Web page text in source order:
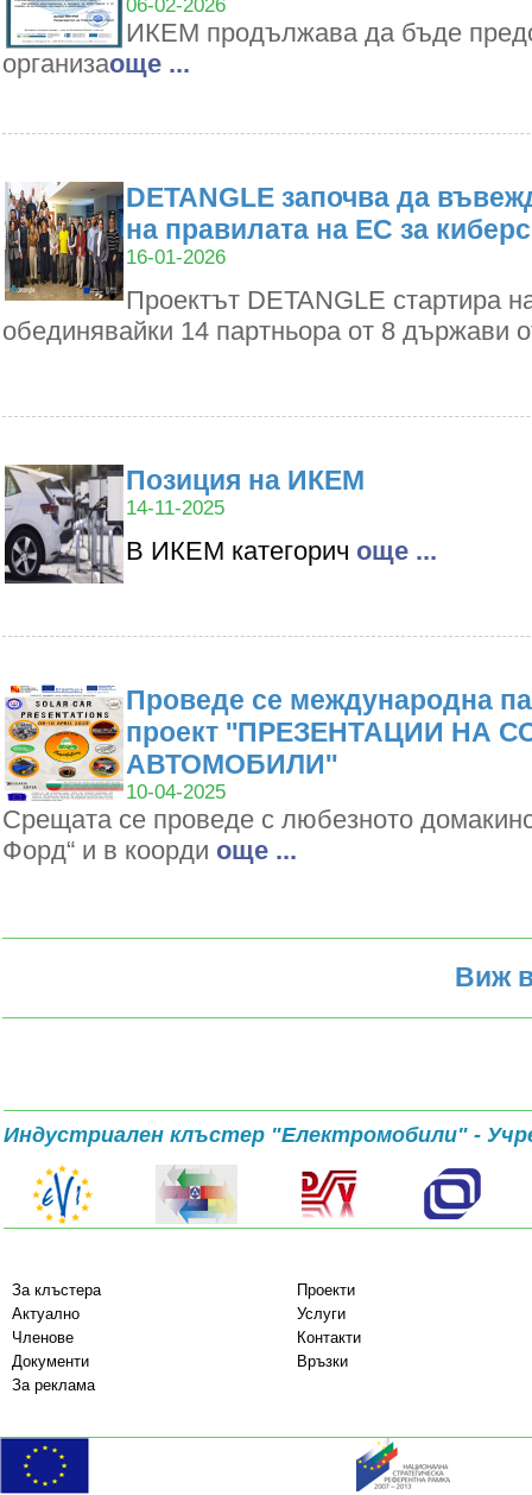
06-02-2026
ИКЕМ продължава да бъде
организаoще ...
DETANGLE започва да
на правилата на ЕС за
16-01-2026
Проектът DETANGLE стартира
обединявайки 14 партньора от 8 държави
Позиция на ИКЕМ
14-11-2025
В ИКЕМ категорич oще ...
Проведе се международна
проект ''ПРЕЗЕНТАЦИИ НА
АВТОМОБИЛИ''
10-04-2025
Срещата се проведе с любезното
Форд“ и в коорди oще ...
Виж
Индустриален клъстер "Електромобили" -
За клъстера
Проекти
Актуално
Услуги
Членове
Контакти
Документи
Връзки
За реклама